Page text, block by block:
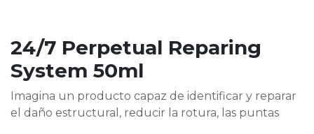
24/7 Perpetual Reparing
System 50ml
Imagina un producto capaz de identificar y reparar
el daño estructural, reducir la rotura, las puntas